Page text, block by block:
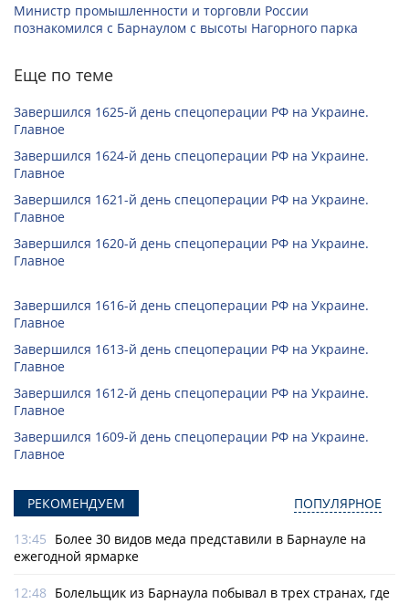
Министр промышленности и торговли России
познакомился с Барнаулом с высоты Нагорного парка
Еще по теме
Завершился 1625-й день спецоперации РФ на Украине.
Главное
Завершился 1624-й день спецоперации РФ на Украине.
Главное
Завершился 1621-й день спецоперации РФ на Украине.
Главное
Завершился 1620-й день спецоперации РФ на Украине.
Главное
Завершился 1616-й день спецоперации РФ на Украине.
Главное
Завершился 1613-й день спецоперации РФ на Украине.
Главное
Завершился 1612-й день спецоперации РФ на Украине.
Главное
Завершился 1609-й день спецоперации РФ на Украине.
Главное
РЕКОМЕНДУЕМ ПОПУЛЯРНОЕ
13:45 Более 30 видов меда представили в Барнауле на
ежегодной ярмарке
12:48 Болельщик из Барнаула побывал в трех странах, где